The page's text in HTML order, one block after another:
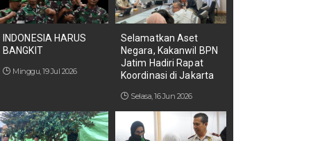
INDONESIA HARUS
BANGKIT
Minggu, 19 Jul 2026
Selamatkan Aset
Negara, Kakanwil BPN
Jatim Hadiri Rapat
Koordinasi di Jakarta
Selasa, 16 Jun 2026